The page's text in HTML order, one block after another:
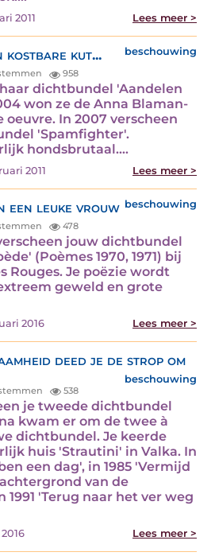
2011 Lees meer >
kut... beschouwing
958
dichtbundel 'Aandelen
won ze de Anna Blaman-
oeuvre. In 2007 verscheen
'Spamfighter'.
hondsbrutaal.…
2011 Lees meer >
een leuke vrouw beschouwing
478
jouw dichtbundel
(Poèmes 1970, 1971) bij
Rouges. Je poëzie wordt
geweld en grote
2016 Lees meer >
deed je de strop om
beschouwing
538
je tweede dichtbundel
kwam er om de twee à
dichtbundel. Je keerde
huis 'Strautini' in Valka. In
een dag', in 1985 'Vermijd
achtergrond van de
1991 'Terug naar het ver weg
Lees meer >